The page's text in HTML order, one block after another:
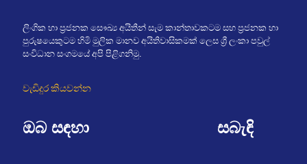
ලිංගික හා ප්‍රජනක සෞඛ්‍ය අයිතීන් සැම කාන්තාවකටම සහ ප්‍රජනක හා
පුරුෂයෙකුටම හිමි මුලික මානව අයිතිවාසිකමක් ලෙස ශ්‍රී ලංකා පවුල්
සංවිධාන සංගමයේ අපි පිළිගනිමු.
වැඩිදුර කියවන්න
ඔබ සඳහා සබැඳි